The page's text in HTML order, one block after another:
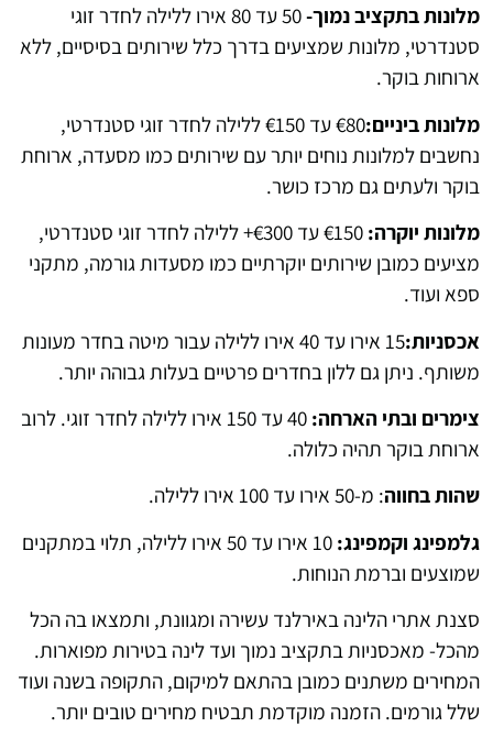
מלונות בתקציב נמוך-
50 עד 80 אירו ללילה לחדר זוגי
סטנדרטי, מלונות שמציעים בדרך כלל שירותים בסיסיים, ללא
ארוחות בוקר.
מלונות ביניים:
€80 עד €150 ללילה לחדר זוגי סטנדרטי,
נחשבים למלונות נוחים יותר עם שירותים כמו מסעדה, ארוחת
בוקר ולעתים גם מרכז כושר.
מלונות יוקרה:
€150 עד €300+ ללילה לחדר זוגי סטנדרטי,
מציעים כמובן שירותים יוקרתיים כמו מסעדות גורמה, מתקני
ספא ועוד.
אכסניות:
15 אירו עד 40 אירו ללילה עבור מיטה בחדר מעונות
משותף. ניתן גם ללון בחדרים פרטיים בעלות גבוהה יותר.
צימרים ובתי הארחה:
40 עד 150 אירו ללילה לחדר זוגי. לרוב
ארוחת בוקר תהיה כלולה.
שהות בחווה: מ-50 אירו עד 100 אירו ללילה.
גלמפינג וקמפינג:
10 אירו עד 50 אירו ללילה, תלוי במתקנים
שמוצעים וברמת הנוחות.
סצנת אתרי הלינה באירלנד עשירה ומגוונת, ותמצאו בה הכל
מהכל- מאכסניות בתקציב נמוך ועד לינה בטירות מפוארות.
המחירים משתנים כמובן בהתאם למיקום, התקופה בשנה ועוד
שלל גורמים. הזמנה מוקדמת תבטיח מחירים טובים יותר.